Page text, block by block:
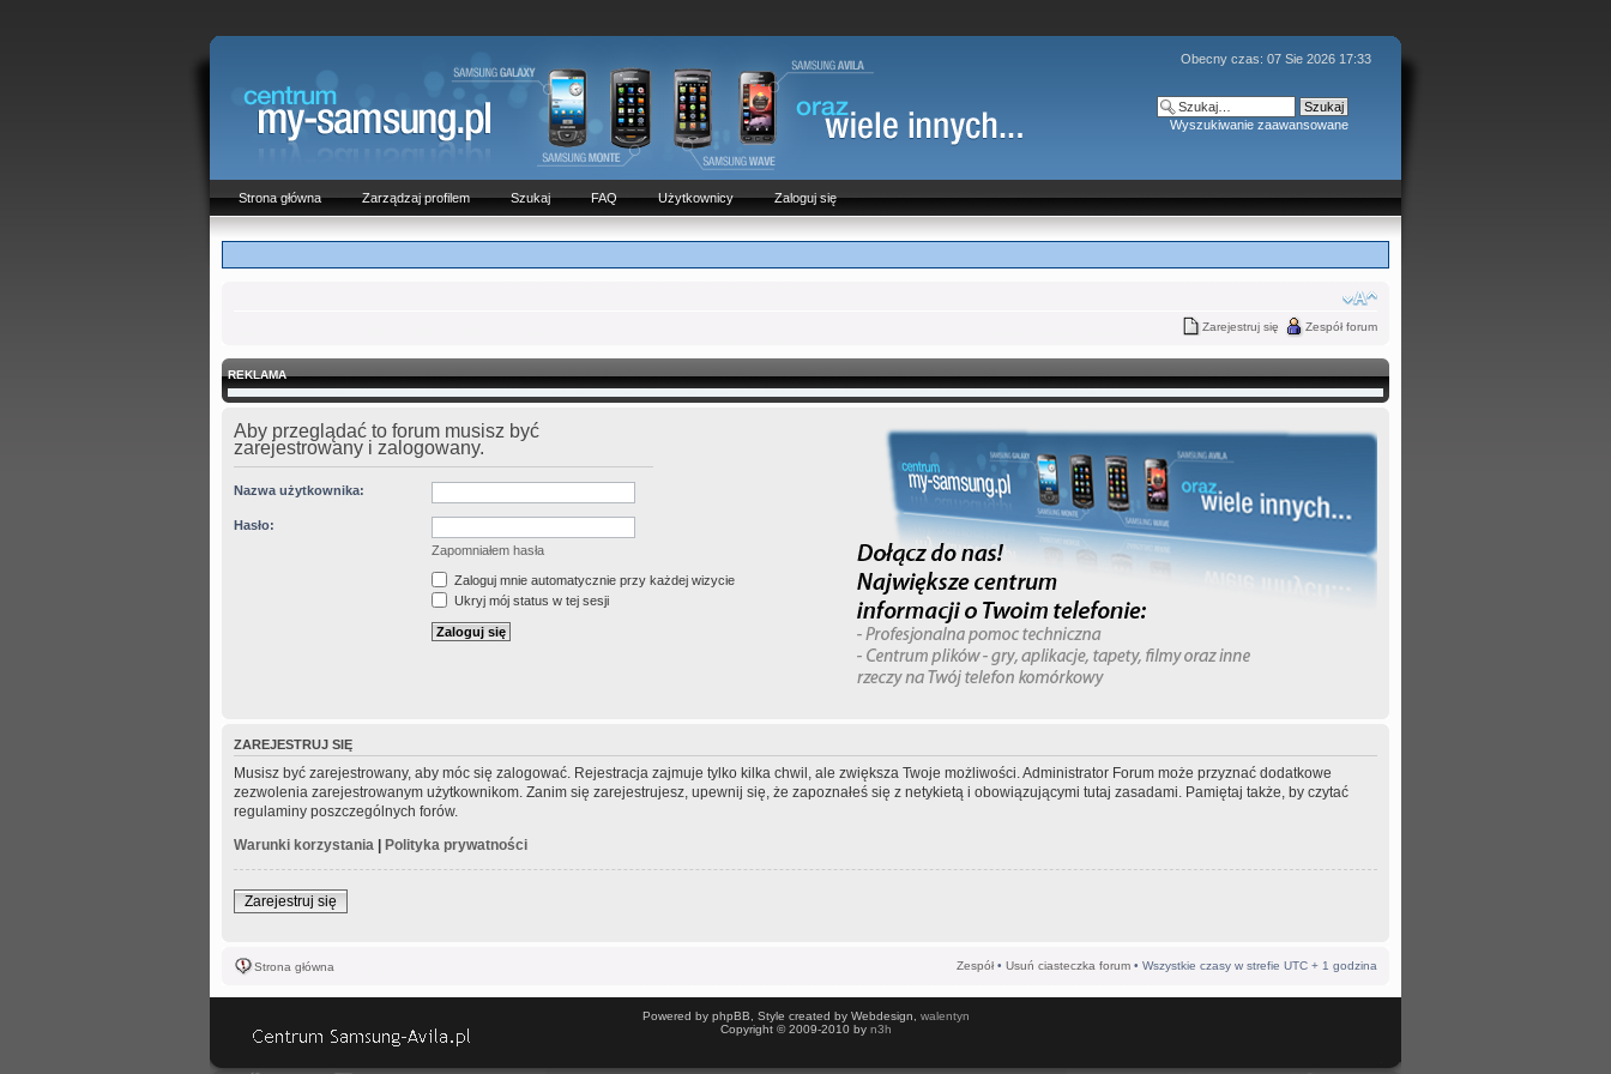
Obecny czas: 07 Sie 2026 17:33
Wyszukiwanie zaawansowane
Strona główna Zarządzaj profilem Szukaj FAQ Użytkownicy Zaloguj się
Zarejestruj się Zespół forum
REKLAMA
Aby przeglądać to forum musisz być
zarejestrowany i zalogowany.
Nazwa użytkownika:
Hasło:
Zapomniałem hasła
Zaloguj mnie automatycznie przy każdej wizycie
Ukryj mój status w tej sesji
ZAREJESTRUJ SIĘ
Musisz być zarejestrowany, aby móc się zalogować. Rejestracja zajmuje tylko kilka chwil, ale zwiększa Twoje możliwości. Administrator Forum może przyznać dodatkowe
zezwolenia zarejestrowanym użytkownikom. Zanim się zarejestrujesz, upewnij się, że zapoznałeś się z netykietą i obowiązującymi tutaj zasadami. Pamiętaj także, by czytać
regulaminy poszczególnych forów.
Warunki korzystania | Polityka prywatności
Zarejestruj się
Strona główna Zespół • Usuń ciasteczka forum • Wszystkie czasy w strefie UTC + 1 godzina
Powered by phpBB, Style created by Webdesign, walentyn
Copyright © 2009-2010 by n3h